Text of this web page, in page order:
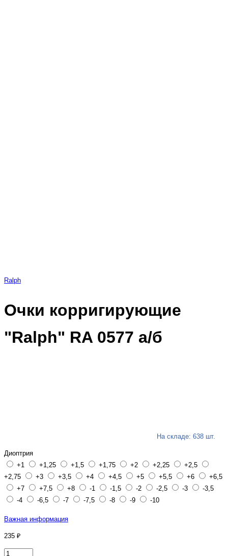
Ralph
Очки корригирующие
"Ralph" RA 0577 а/б
На складе: 638 шт.
Диоптрия
+1
+1,25 +1,5 +1,75 +2 +2,25
+2,5
+2,75
+3 +3,5 +4 +4,5 +5 +5,5 +6
+6,5
+7
+7,5 +8 -1 -1,5 -2 -2,5 -3
-3,5
-4
-6,5 -7 -7,5 -8 -9 -10
Важная информация
235 ₽